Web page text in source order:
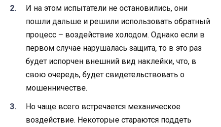
И на этом испытатели не остановились, они
пошли дальше и решили использовать обратный
процесс – воздействие холодом. Однако если в
первом случае нарушалась защита, то в это раз
будет испорчен внешний вид наклейки, что, в
свою очередь, будет свидетельствовать о
мошенничестве.
Но чаще всего встречается механическое
воздействие. Некоторые стараются поддеть